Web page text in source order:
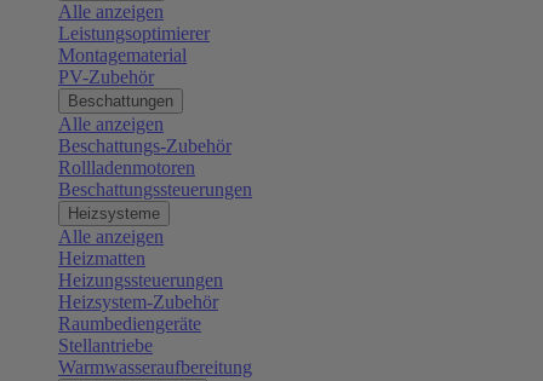
Alle anzeigen
Leistungsoptimierer
Montagematerial
PV-Zubehör
Beschattungen
Alle anzeigen
Beschattungs-Zubehör
Rollladenmotoren
Beschattungssteuerungen
Heizsysteme
Alle anzeigen
Heizmatten
Heizungssteuerungen
Heizsystem-Zubehör
Raumbediengeräte
Stellantriebe
Warmwasseraufbereitung